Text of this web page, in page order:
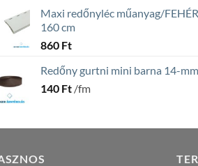
Maxi redőnyléc műanyag/FEHÉR
160 cm
860 Ft
Redőny gurtni mini barna 14-mm
140 Ft /fm